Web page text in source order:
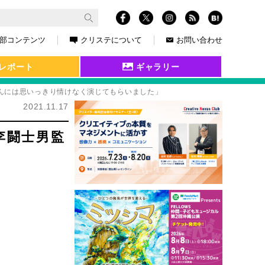
コンテンツ クリステについて お問い合わせ
ポート ギャラリー
は思いっきり情けなく演じてもらいました」
2021.11.17
闘士男監